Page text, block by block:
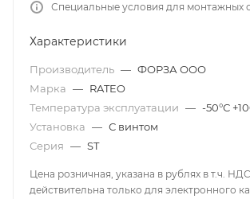
Специальные условия для монтажных
Характеристики
Производитель — ФОРЗА ООО
Марка — RATEO
Температура эксплуатации — -50°С
Установка — С винтом
Серия — ST
Цена розничная, указана в рублях в т.ч. НДС
действительна только для электронного